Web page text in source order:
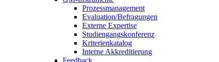
Prozessmanagement
Evaluation/Befragungen
Externe Expertise
Studiengangskonferenz
Kriterienkatalog
Interne Akkreditierung
Feedback